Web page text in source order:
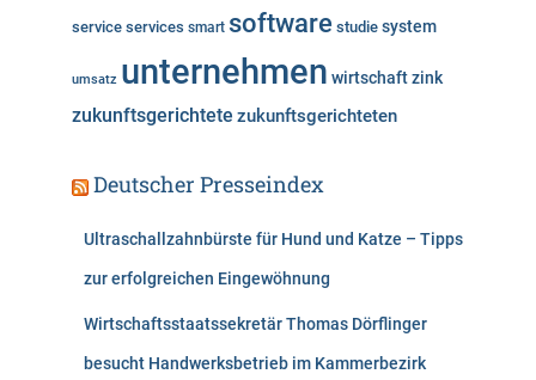
service services smart software studie system
umsatz unternehmen wirtschaftzink
zukunftsgerichtete zukunftsgerichteten
Deutscher Presseindex
Ultraschallzahnbürste für Hund und Katze – Tipps
zur erfolgreichen Eingewöhnung
Wirtschaftsstaatssekretär Thomas Dörflinger
besucht Handwerksbetrieb im Kammerbezirk